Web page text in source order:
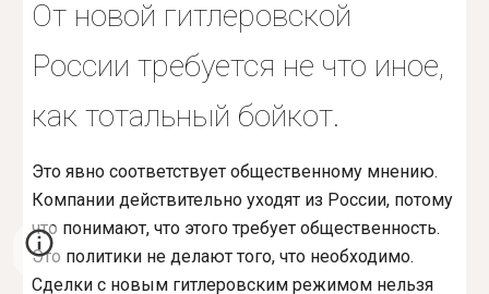
От новой гитлеровской
России требуется не что иное,
как тотальный бойкот.
Это явно соответствует общественному мнению.
Компании действительно уходят из России, потому
что понимают, что этого требует общественность.
Это политики не делают того, что необходимо.
Сделки с новым гитлеровским режимом нельзя